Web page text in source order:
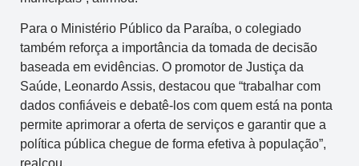
Para o Ministério Público da Paraíba, o colegiado
também reforça a importância da tomada de decisão
baseada em evidências. O promotor de Justiça da
Saúde, Leonardo Assis, destacou que “trabalhar com
dados confiáveis e debatê-los com quem está na ponta
permite aprimorar a oferta de serviços e garantir que a
política pública chegue de forma efetiva à população”,
realçou.